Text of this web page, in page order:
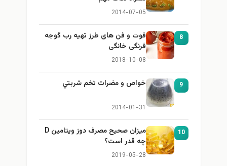
2014-07-05
8
فوت و فن های طرز تهیه رب گوجه
فرنگی خانگی
2018-10-08
9 خواص و مضرات تخم شربتي
2014-01-31
10
میزان صحیح مصرف دوز ویتامین D
چه قدر است؟
2019-05-28